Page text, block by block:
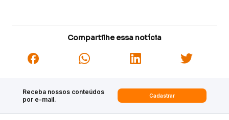
Compartilhe essa notícia
Receba nossos conteúdos
por e-mail.
Cadastrar